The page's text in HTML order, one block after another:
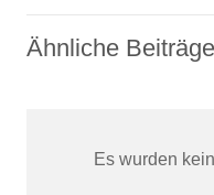
Ähnliche Beiträge
Es wurden